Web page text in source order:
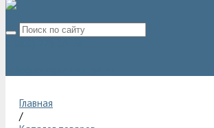
Главная
/